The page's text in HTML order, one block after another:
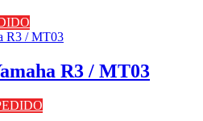
R3 / MT03